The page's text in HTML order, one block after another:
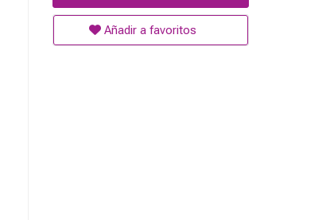
Añadir a favoritos